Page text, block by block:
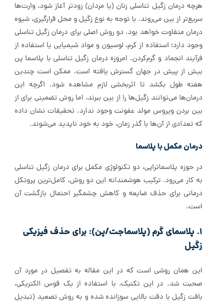
هرچه درمان زگیل تناسلی زنان (یا مردان) زودتر آغاز شود، وارت‌ها
سریع‌‌تر از بین می‌روند. با توجه به نوع زگیل و محل قرارگیری، شیوه
درمان متفاوت خواهد بود. دو روش اصلی برای درمان زگیل تناسلی
وجود دارد؛ استفاده از کرم، لوسیون و مواد شیمیایی یا استفاده از
فرآیند انجماد و گرم‌کردن. امروزه درمان زگیل تناسلی با پلاسما پن
بیش از پیش در جهان گسترش یافته است. ممکن است چندین
هفته طول بکشد تا اثربخشی لازم مشاهده شود. اگرچه این
درمان‌ها می‌توانند زگیل‌ها را از بین ببرند، اما روش تضمینی برای از
بین بردن ویروس مولد عفونت وجود ندارد. تحقیقات نشان داده
که تعدادی از آن‌ها با گذر زمان، خود به خود ناپدید می‌شوند.
درمان مکمل با پلاسما
در حوزه پلاسماتراپی، دو تکنولوژی مکمل برای درمان زگیل تناسلی
به کار می‌رود. ترکیب هوشمندانه این دو روش، کامل‌ترین پروتکل
درمانی برای حذف ضایعه و کاهش چشمگیر احتمال بازگشت آن
است.
۱. پلاسمای گرم (پلاسماجت/پن): برای حذف فیزیکی
زگیل
این همان روشی است که در این مقاله به تفصیل در مورد آن
صحبت شد. در این تکنیک، با استفاده از یک قوس الکتریکی،
بافت زگیل با دقت بالایی سوزانده شده و به روش تصعید (تبدیل